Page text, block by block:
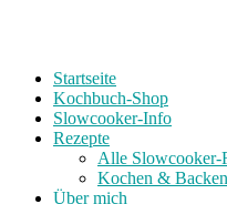
Startseite
Kochbuch-Shop
Slowcooker-Info
Rezepte
Alle Slowcooker-
Kochen &
Über mich